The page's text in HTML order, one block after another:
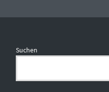
Suchen